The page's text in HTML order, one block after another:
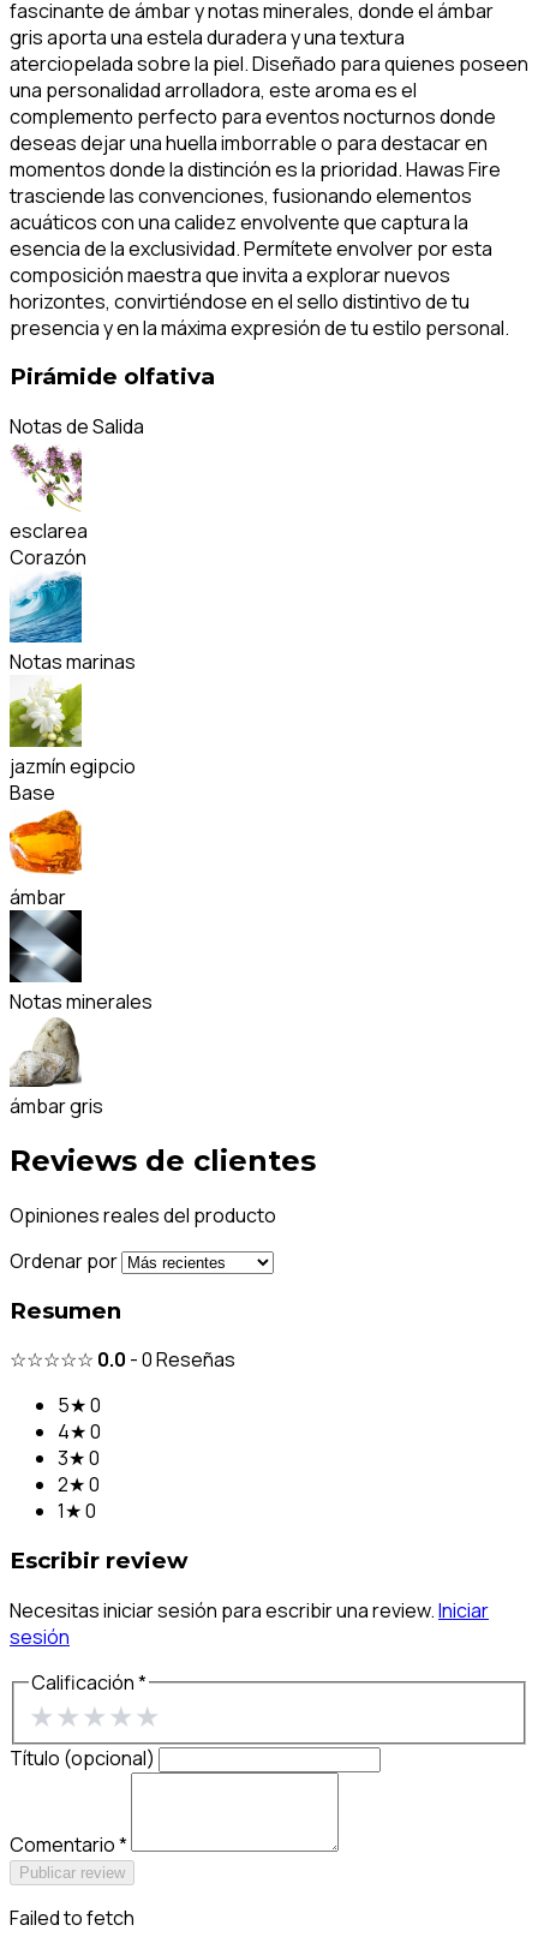
fascinante de ámbar y notas minerales, donde el ámbar
gris aporta una estela duradera y una textura
aterciopelada sobre la piel. Diseñado para quienes poseen
una personalidad arrolladora, este aroma es el
complemento perfecto para eventos nocturnos donde
deseas dejar una huella imborrable o para destacar en
momentos donde la distinción es la prioridad. Hawas Fire
trasciende las convenciones, fusionando elementos
acuáticos con una calidez envolvente que captura la
esencia de la exclusividad. Permítete envolver por esta
composición maestra que invita a explorar nuevos
horizontes, convirtiéndose en el sello distintivo de tu
presencia y en la máxima expresión de tu estilo personal.
Pirámide olfativa
Notas de Salida
esclarea
Corazón
Notas marinas
jazmín egipcio
Base
ámbar
Notas minerales
ámbar gris
Reviews de clientes
Opiniones reales del producto
Ordenar por
Resumen
☆☆☆☆☆ 0.0 -0Reseñas
5★0
4★0
3★0
2★0
1★0
Escribir review
Necesitas iniciar sesión para escribir una review.Iniciar
sesión
Calificación *
★★★★★
Título (opcional)
Comentario *
Publicar review
Failed to fetch